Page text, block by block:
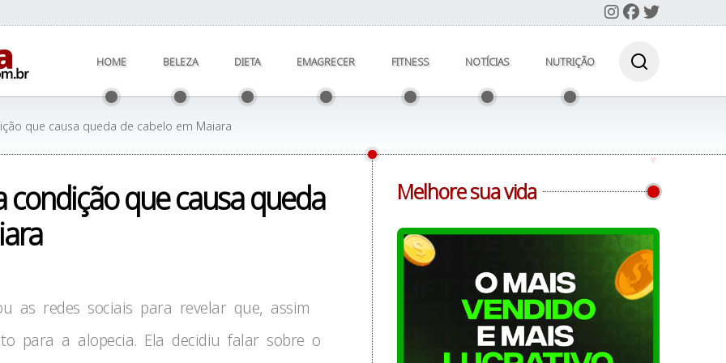
HOME BELEZA DIETA EMAGRECER FITNESS NOTÍCIAS NUTRIÇÃO
que causa queda de cabelo em Maiara
condição que causa queda
as redes sociais para revelar que, assim
para a alopecia. Ela decidiu falar sobre o
Melhore sua vida